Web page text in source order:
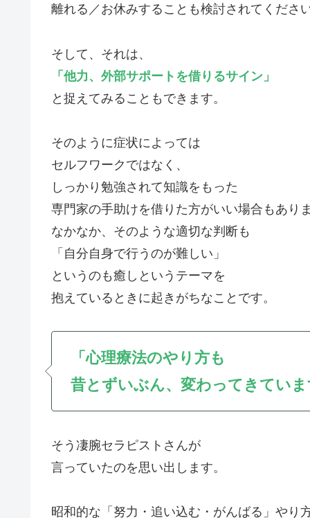
離れる／お休みすることも検討されてくださ
そして、それは、
「他力、外部サポートを借りるサイン」
と捉えてみることもできます。
そのように症状によっては
セルフワークではなく、
しっかり勉強されて知識をもった
専門家の手助けを借りた方がいい場合もあり
なかなか、そのような適切な判断も
「自分自身で行うのが難しい」
というのも癒しというテーマを
抱えているときに起きがちなことです。
「心理療法のやり方も
昔とずいぶん、変わってきてい
そう凄腕セラピストさんが
言っていたのを思い出します。
昭和的な「努力・追い込む・がんばる」や